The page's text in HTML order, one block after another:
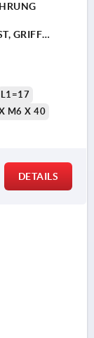
GRIFF
L1=17
M6 X 40
DETAILS